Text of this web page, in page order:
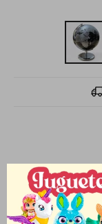
Compacto y